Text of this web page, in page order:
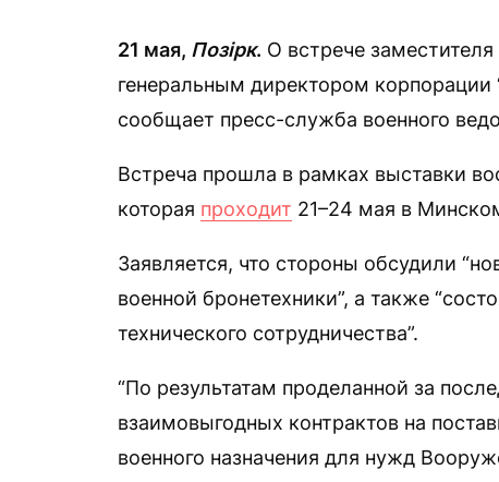
21 мая, Позірк. О встрече
генеральным директором корпорации
сообщает пресс-служба военного
Встреча прошла в рамках выставки
которая проходит 21–24 мая в
Заявляется, что стороны обсудили
военной бронетехники”, а также
технического сотрудничества”.
“По результатам проделанной за
взаимовыгодных контрактов на
военного назначения для нужд